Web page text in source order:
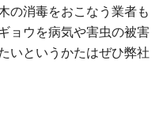
の消毒をおこなう業者も
ョウを病気や害虫の被害
いというかたはぜひ弊社